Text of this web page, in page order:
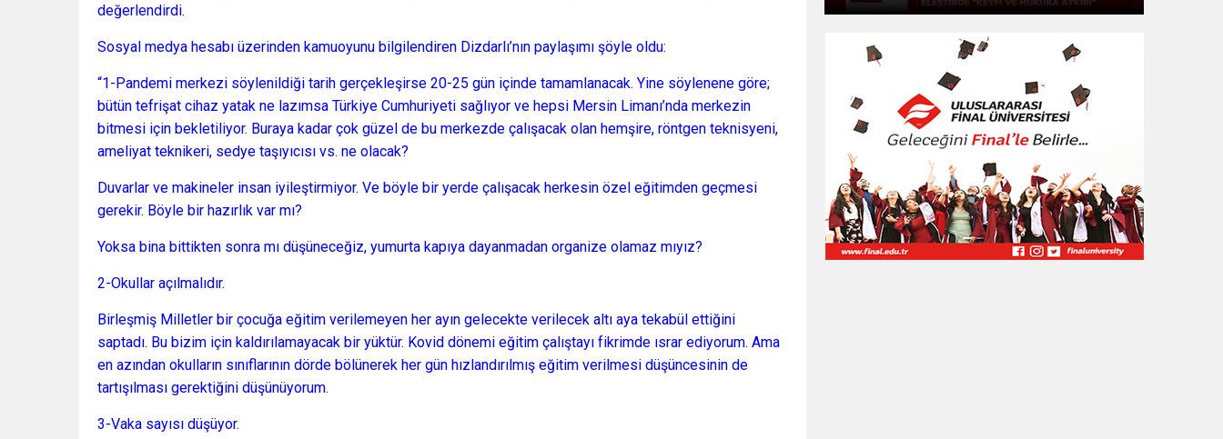
değerlendirdi.
Sosyal medya hesabı üzerinden kamuoyunu bilgilendiren Dizdarlı’nın paylaşımı şöyle oldu:
“1-Pandemi merkezi söylenildiği tarih gerçekleşirse 20-25 gün içinde tamamlanacak. Yine söylenene göre;
bütün tefrişat cihaz yatak ne lazımsa Türkiye Cumhuriyeti sağlıyor ve hepsi Mersin Limanı’nda merkezin
bitmesi için bekletiliyor. Buraya kadar çok güzel de bu merkezde çalışacak olan hemşire, röntgen teknisyeni,
ameliyat teknikeri, sedye taşıyıcısı vs. ne olacak?
Duvarlar ve makineler insan iyileştirmiyor. Ve böyle bir yerde çalışacak herkesin özel eğitimden geçmesi
gerekir. Böyle bir hazırlık var mı?
Yoksa bina bittikten sonra mı düşüneceğiz, yumurta kapıya dayanmadan organize olamaz mıyız?
2-Okullar açılmalıdır.
Birleşmiş Milletler bir çocuğa eğitim verilemeyen her ayın gelecekte verilecek altı aya tekabül ettiğini
saptadı. Bu bizim için kaldırılamayacak bir yüktür. Kovid dönemi eğitim çalıştayı fikrimde ısrar ediyorum. Ama
en azından okulların sınıflarının dörde bölünerek her gün hızlandırılmış eğitim verilmesi düşüncesinin de
tartışılması gerektiğini düşünüyorum.
3-Vaka sayısı düşüyor.